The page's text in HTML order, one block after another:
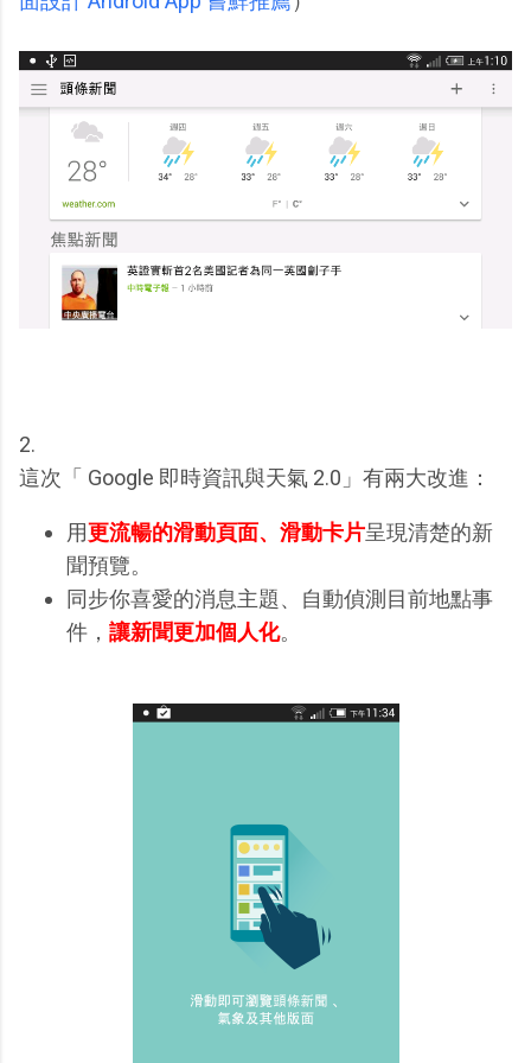
2.
這次「 Google 即時資訊與天氣 2.0」有兩大改進：
用更流暢的滑動頁面、滑動卡片呈現清楚的新
聞預覽。
同步你喜愛的消息主題、自動偵測目前地點事
件， 讓新聞更加個人化。